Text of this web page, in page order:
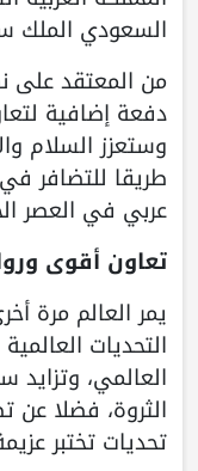
السعودي الملك
من المعتقد
دفعة إضافية
وستعزز السلام
طريقا للتضافر
عربي في العصر
تعاون أقوى
يمر العالم مرة
التحديات
العالمي، وتزايد
الثروة، فضلا عن
تحديات تختبر